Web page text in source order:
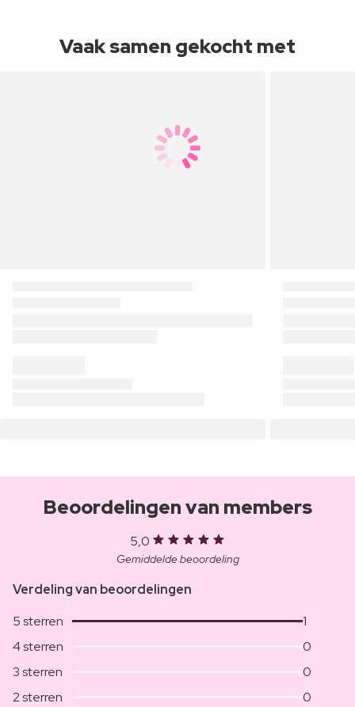
Vaak samen gekocht met
Beoordelingen van members
5,0
Gemiddelde beoordeling
Verdeling van beoordelingen
5 sterren
1
4 sterren
0
3 sterren
0
2 sterren
0